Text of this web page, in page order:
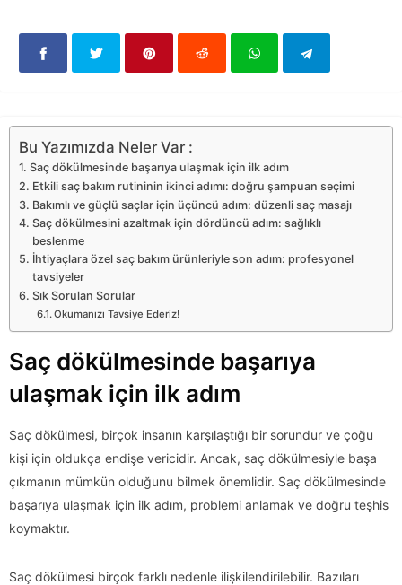
Bu Yazımızda Neler Var :
Saç dökülmesinde başarıya ulaşmak için ilk adım
Etkili saç bakım rutininin ikinci adımı: doğru şampuan seçimi
Bakımlı ve güçlü saçlar için üçüncü adım: düzenli saç masajı
Saç dökülmesini azaltmak için dördüncü adım: sağlıklı
beslenme
İhtiyaçlara özel saç bakım ürünleriyle son adım: profesyonel
tavsiyeler
Sık Sorulan Sorular
Okumanızı Tavsiye Ederiz!
Saç dökülmesinde başarıya
ulaşmak için ilk adım
Saç dökülmesi, birçok insanın karşılaştığı bir sorundur ve çoğu
kişi için oldukça endişe vericidir. Ancak, saç dökülmesiyle başa
çıkmanın mümkün olduğunu bilmek önemlidir. Saç dökülmesinde
başarıya ulaşmak için ilk adım, problemi anlamak ve doğru teşhis
koymaktır.
Saç dökülmesi birçok farklı nedenle ilişkilendirilebilir. Bazıları